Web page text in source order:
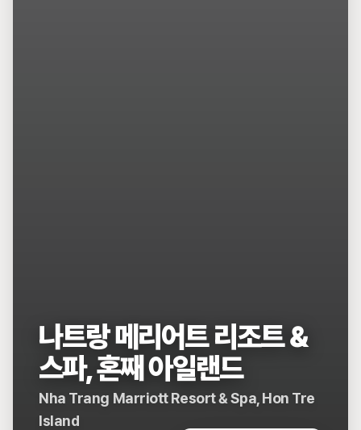
나트랑 메리어트 리조트 &
스파, 혼째 아일랜드
Nha Trang Marriott Resort & Spa, Hon Tre
Island